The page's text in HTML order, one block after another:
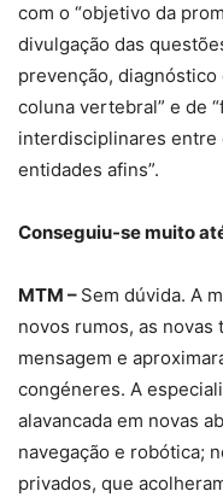
com o “objetivo da
divulgação das
prevenção,
coluna vertebral” e de
interdisciplinares entre
entidades afins”.
Conseguiu-se muito
MTM – Sem dúvida. A
novos rumos, as
mensagem e
congéneres. A
alavancada em novas
navegação e robótica;
privados, que